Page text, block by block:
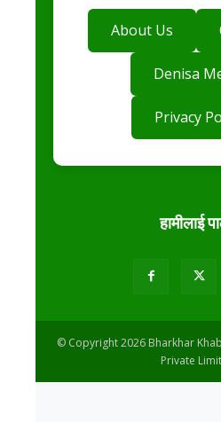
About Us
Denisa
Privacy
हामीलाई
© Copyright 2026 Bharkhar
Private